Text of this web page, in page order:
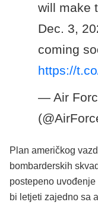
will make
Dec. 3,
coming
https://
— Air
Plan američkog
bombarderskih
postepeno
bi letjeti zajedno sa